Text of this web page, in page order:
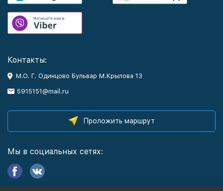
Контакты:
М.О. Г. Одинцово Бульвар М.Крылова 13
5915151@mail.ru
Проложить маршрут
Мы в социальных сетях: